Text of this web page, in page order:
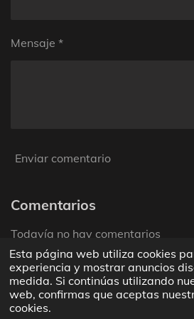
Esta página web utiliza cookies
experiencia y mostrar anuncios
medida. Si continúas utilizando
web, confirmas que aceptas
cookies.
Mensaje *
Enviar comentario
Comentarios
Todavía no hay comentarios
Haz clic aquí para añadir texto
F